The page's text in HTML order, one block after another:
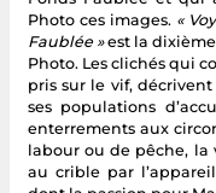
Photo ces images. «
Faublée »est la
Photo. Les clichés qui
pris sur le vif,
ses populations
enterrements aux
labour ou de pêche, la
au crible par